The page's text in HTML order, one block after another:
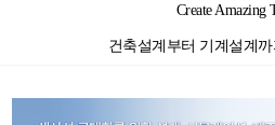
Create Amazing
건축설계부터 기계설계